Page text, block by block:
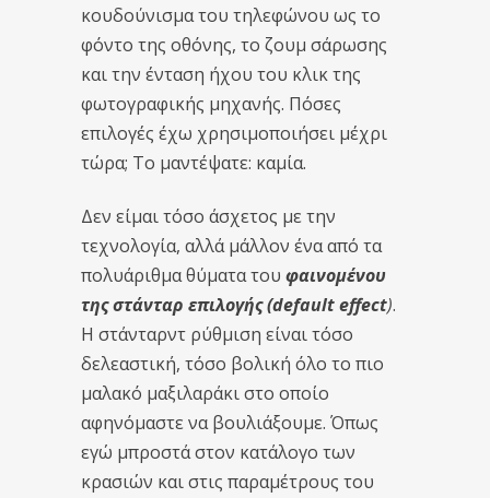
κουδούνισμα του τηλεφώνου ως το
φόντο της οθόνης, το ζουμ σάρωσης
και την ένταση ήχου του κλικ της
φωτογραφικής μηχανής. Πόσες
επιλογές έχω χρησιμοποιήσει μέχρι
τώρα; Το μαντέψατε: καμία.
Δεν είμαι τόσο άσχετος με την
τεχνολογία, αλλά μάλλον ένα από τα
πολυάριθμα θύματα του φαινομένου
της στάνταρ επιλογής (defaulteffect).
Η στάνταρντ ρύθμιση είναι τόσο
δελεαστική, τόσο βολική όλο το πιο
μαλακό μαξιλαράκι στο οποίο
αφηνόμαστε να βουλιάξουμε. Όπως
εγώ μπροστά στον κατάλογο των
κρασιών και στις παραμέτρους του